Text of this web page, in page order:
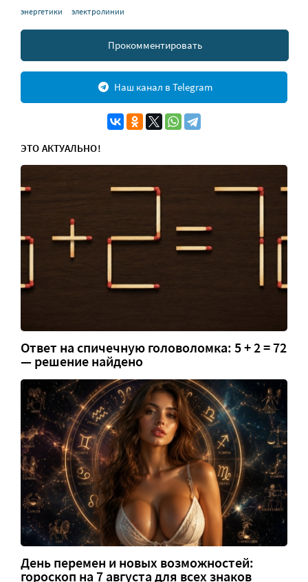
энергетики электролинии
Прокомментировать
Наш канал в Telegram
ЭТО АКТУАЛЬНО!
Ответ на спичечную головоломка: 5 + 2 = 72
— решение найдено
День перемен и новых возможностей:
гороскоп на 7 августа для всех знаков